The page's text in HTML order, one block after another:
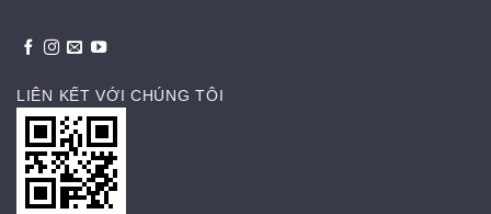
LIÊN KẾT VỚI CHÚNG TÔI